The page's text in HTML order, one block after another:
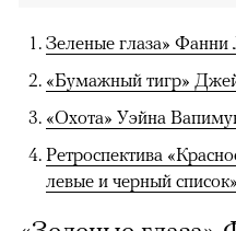
Зеленые глаза»
«Бумажный тигр»
«Охота» Уэйна
Ретроспектива
левые и черный список»